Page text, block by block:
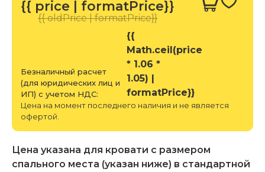
{{ price | formatPrice}}
{{ oldPrice | formatPrice}}
Безналичный расчет
(для юридических лиц и
ИП) с учетом НДС:
{{
Math.ceil(price
* 1.06 *
1.05) |
formatPrice}}
Цена на момент последнего наличия и не является
офертой.
Цена указана для кровати с размером
спального места (указан ниже) в стандартной